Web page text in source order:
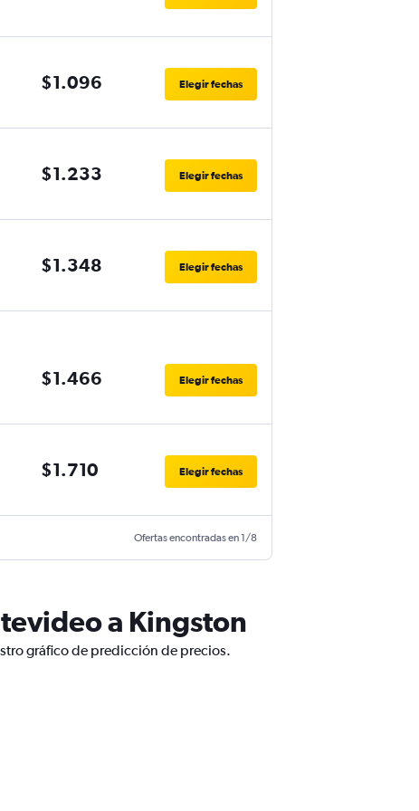
$1.096 Elegir fechas
$1.233 Elegir fechas
$1.348 Elegir fechas
$1.466 Elegir fechas
$1.710 Elegir fechas
Ofertas encontradas en 1/8
a Kingston
gráfico de predicción de precios.